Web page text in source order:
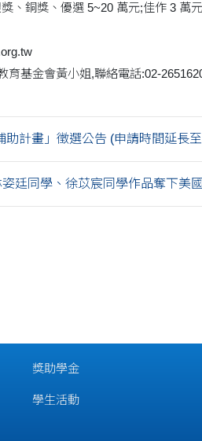
、銅獎、優選 5~20 萬元;佳作 3
育基金會黃小姐,聯絡電話:02-
助計畫」徵選公告 (申請時間延長
廷同學、徐苡宸同學作品奪下美
獎助學金
學生活動